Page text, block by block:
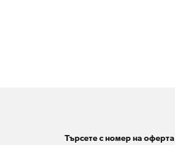
Търсете с номер на оферта